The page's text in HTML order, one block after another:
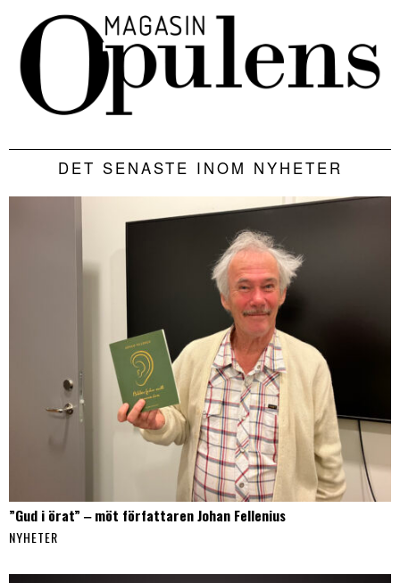
DET SENASTE INOM NYHETER
”Gud i örat” ‒ möt författaren Johan Fellenius
NYHETER